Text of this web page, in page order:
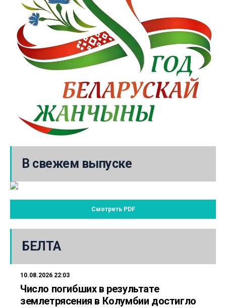
В свежем выпуске
Смотреть PDF
БЕЛТА
10.08.2026 22:03
Число погибших в результате
землетрясения в Колумбии достигло